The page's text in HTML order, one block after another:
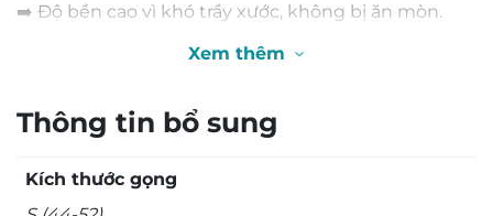
➡️ Độ bền cao vì khó trầy xước, không bị ăn mòn.
➡️ Không bị hoen gỉ, xỉn màu, không gây kích ứng
➡️ Gọng kính mỏng nhẹ, đem lại trải nghiệm thoải
mái nhất cho người đeo.
Xem thêm
Thông tin bổ sung
Kích thước gọng